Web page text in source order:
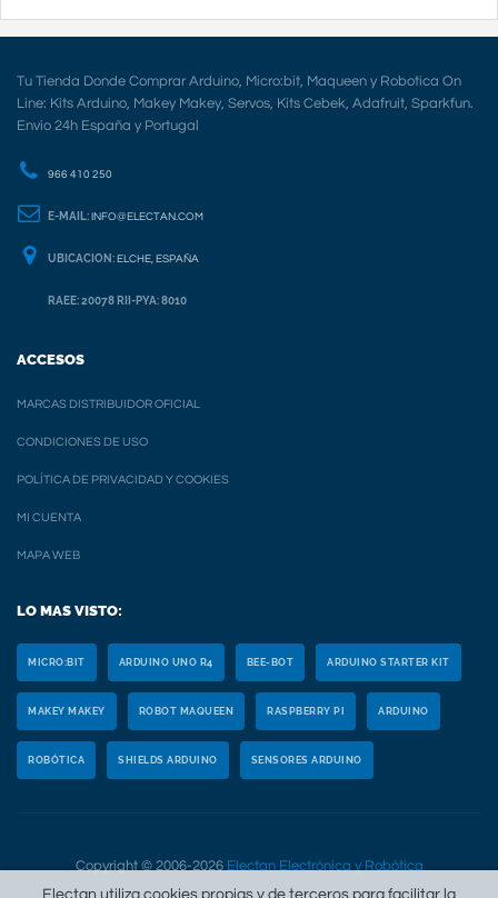
Tu Tienda Donde Comprar Arduino, Micro:bit, Maqueen y Robotica On
Line: Kits Arduino, Makey Makey, Servos, Kits Cebek, Adafruit, Sparkfun.
Envio 24h España y Portugal
966 410 250
E-MAIL: INFO@ELECTAN.COM
UBICACION: ELCHE, ESPAÑA
RAEE: 20078 RII-PYA: 8010
ACCESOS
MARCAS DISTRIBUIDOR OFICIAL
CONDICIONES DE USO
POLÍTICA DE PRIVACIDAD Y COOKIES
MI CUENTA
MAPA WEB
LO MAS VISTO:
MICRO:BIT ARDUINO UNO R4 BEE-BOT ARDUINO STARTER KIT
MAKEY MAKEY ROBOT MAQUEEN RASPBERRY PI ARDUINO
ROBÓTICA SHIELDS ARDUINO SENSORES ARDUINO
Copyright © 2006-2026 Electan Electrónica y Robótica
Electan utiliza cookies propias y de terceros para facilitar la